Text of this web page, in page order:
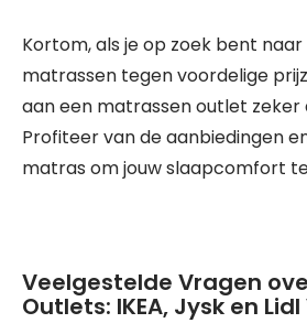
Kortom, als je op zoek bent
matrassen tegen voordelige
aan een matrassen outlet zeker
Profiteer van de aanbiedingen
matras om jouw slaapcomfort
Veelgestelde Vragen
Outlets: IKEA, Jysk en